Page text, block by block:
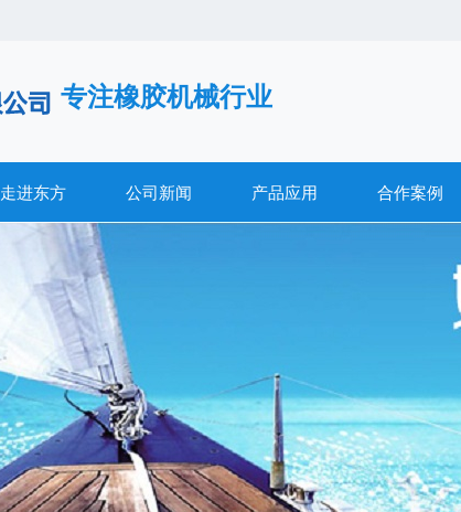
专注橡胶机械行业
走进东方 公司新闻 产品应用 合作案例